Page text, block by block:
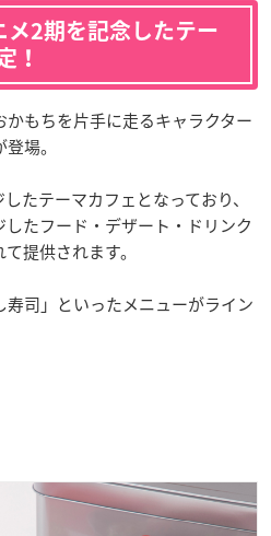
メ2期を記念したテー
！
もちを片手に走るキャラクター
場。
たテーマカフェとなっており、
たフード・デザート・ドリンク
提供されます。
寿司」といったメニューがライン